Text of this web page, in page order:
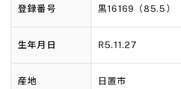
登録番号 黒16169（85.5）
生年月日 R5.11.27
産地 日置市